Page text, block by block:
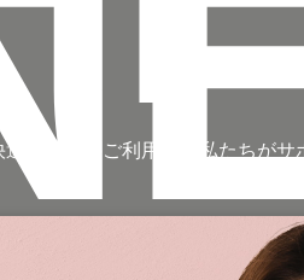
なジムのご利用を、私たちがサ